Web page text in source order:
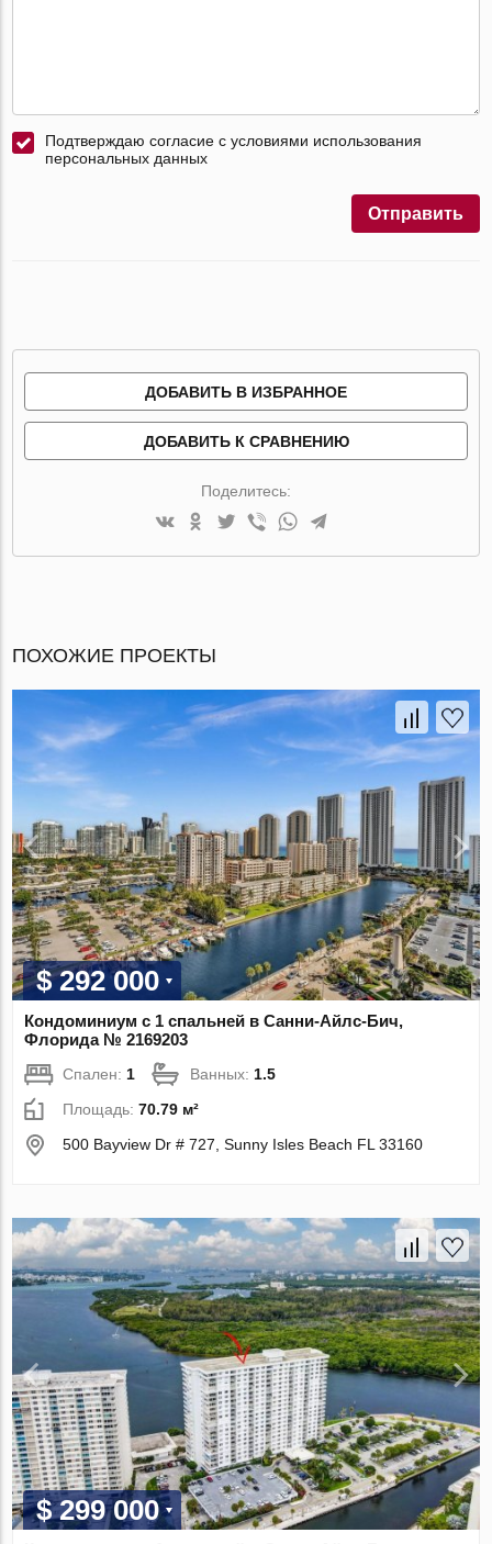
Подтверждаю согласие с условиями использования
персональных данных
Отправить
ДОБАВИТЬ В ИЗБРАННОЕ
ДОБАВИТЬ К СРАВНЕНИЮ
Поделитесь:
ПОХОЖИЕ ПРОЕКТЫ
$ 292 000
Кондоминиум с 1 спальней в Санни-Айлс-Бич,
Флорида № 2169203
Спален:1 Ванных:1.5
Площадь:70.79 м²
500 Bayview Dr # 727, Sunny Isles Beach FL 33160
$ 299 000